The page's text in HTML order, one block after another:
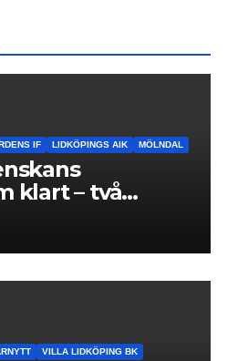
IF LIDKÖPINGS AIK MÖLNDAL
klart – två
sin
VILLA LIDKÖPING BK